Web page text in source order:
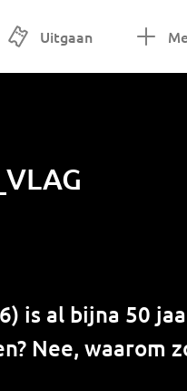
Uitgaan
is al bijna 50
Nee, waarom